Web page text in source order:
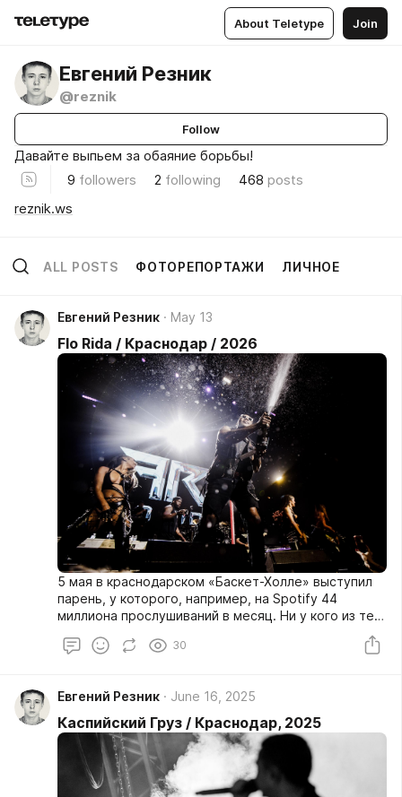
About Teletype Join
Евгений Резник
@reznik
Follow
Давайте выпьем за обаяние борьбы!
9 followers 2 following 468 posts
reznik.ws
ALL POSTS ФОТОРЕПОРТАЖИ ЛИЧНОЕ
Евгений Резник May 13
Flo Rida / Краснодар / 2026
5 мая в краснодарском «Баскет-Холле» выступил
парень, у которого, например, на Spotify 44
миллиона прослушиваний в месяц. Ни у кого из тех,
цифр (ближе всех — Rammstein с 13 млн).
30
Евгений Резник June 16, 2025
Каспийский Груз / Краснодар, 2025